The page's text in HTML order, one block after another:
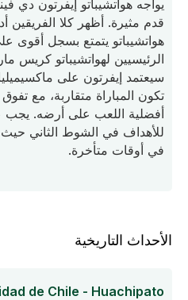
يواجه هواتشيباتو إيفرتون دي
قدم مثيرة. أظهر كلا الفريقين
هواتشيباتو يتمتع بسجل أقوى
الرئيسيين لهواتشيباتو كريس
سيعتمد إيفرتون على
تكون المباراة متقاربة، مع
أفضلية اللعب على أرضه. يجب
للأهداف في الشوط الثاني حيث
في أوقات متأخرة.
الأحداث التاريخية
de Chile - Huachipato